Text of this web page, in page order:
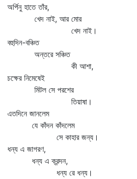
অর্পিনু হাতে তাঁর,
খেদ নাই, আর মোর
খেদ নাই।
বহুদিন-বঞ্চিত
অন্তরে সঞ্চিত
কী আশা,
চক্ষের নিমেষেই
মিটল সে পরশের
তিয়াষা।
এতদিনে জানলেম
যে কাঁদন কাঁদলেম
সে কাহার জন্য।
ধন্য এ জাগরণ,
ধন্য এ ক্রন্দন,
ধন্য রে ধন্য।